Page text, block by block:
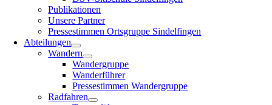
Publikationen
Unsere Partner
Pressestimmen Ortsgruppe Sindelfingen
Abteilungen
Wandern
Wandergruppe
Wanderführer
Pressestimmen Wandergruppe
Radfahren